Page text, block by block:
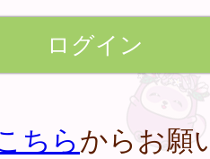
ちらからお願